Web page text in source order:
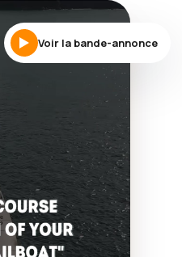
Voir la bande-annonce